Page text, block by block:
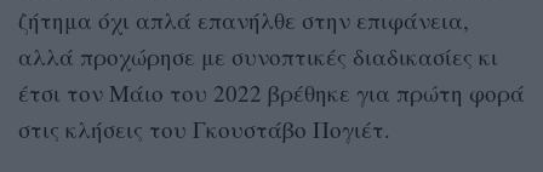
ζήτημα όχι απλά επανήλθε στην επιφάνεια,
αλλά προχώρησε με συνοπτικές διαδικασίες κι
έτσι τον Μάιο του 2022 βρέθηκε για πρώτη φορά
στις κλήσεις του Γκουστάβο Πογιέτ.